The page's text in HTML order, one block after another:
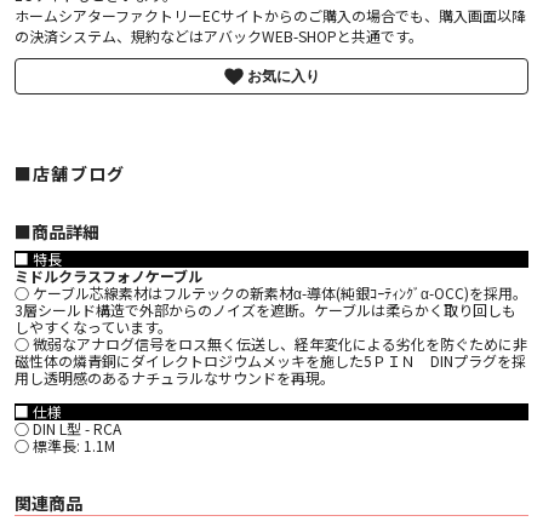
ホームシアターファクトリーECサイトからのご購入の場合でも、購入画面以降
の決済システム、規約などはアバックWEB-SHOPと共通です。
お気に入り
■店舗ブログ
■︎商品詳細
■ 特長
ミドルクラスフォノケーブル
○ ケーブル芯線素材はフルテックの新素材α-導体(純銀ｺｰﾃｨﾝｸﾞα-OCC)を採用。
3層シールド構造で外部からのノイズを遮断。ケーブルは柔らかく取り回しも
しやすくなっています。
○ 微弱なアナログ信号をロス無く伝送し、経年変化による劣化を防ぐために非
磁性体の燐青銅にダイレクトロジウムメッキを施した5ＰＩＮ DINプラグを採
用し透明感のあるナチュラルなサウンドを再現。
■ 仕様
○ DIN L型 - RCA
○ 標準長: 1.1M
関連商品